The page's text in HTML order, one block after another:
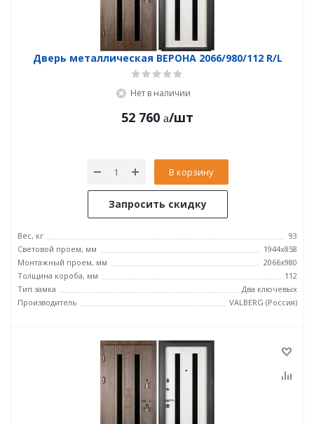
Дверь металлическая ВЕРОНА 2066/980/112 R/L
Нет в наличии
52 760 /шт
В корзину
Запросить скидку
Вес, кг
93
Световой проем, мм
1944x858
Монтажный проем, мм
2066x980
Толщина короба, мм
112
Тип замка
Два ключевых
Производитель
VALBERG (Россия)